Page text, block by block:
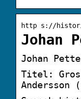
http s://
Johan
Johan
Titel: